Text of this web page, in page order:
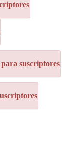
para suscriptores